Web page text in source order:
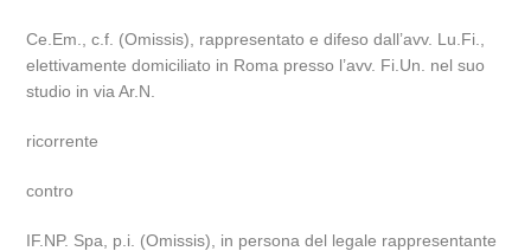
Ce.Em., c.f. (Omissis), rappresentato e difeso dall’avv. Lu.Fi.,
elettivamente domiciliato in Roma presso l’avv. Fi.Un. nel suo
studio in via Ar.N.
ricorrente
contro
IF.NP. Spa, p.i. (Omissis), in persona del legale rappresentante